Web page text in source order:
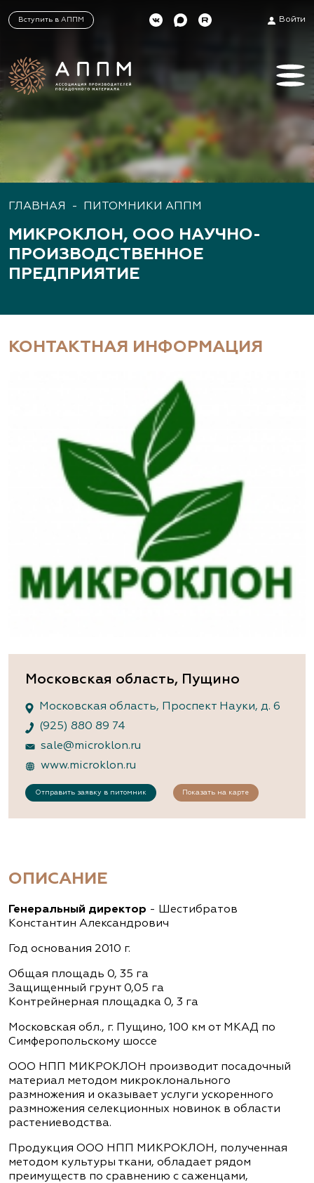
Вступить в АППМ Войти
ГЛАВНАЯ - ПИТОМНИКИ АППМ
МИКРОКЛОН, ООО НАУЧНО-
ПРОИЗВОДСТВЕННОЕ
ПРЕДПРИЯТИЕ
КОНТАКТНАЯ ИНФОРМАЦИЯ
Московская область, Пущино
Московская область, Проспект Науки, д. 6
(925) 880 89 74
sale@microklon.ru
www.microklon.ru
Отправить заявку в питомник Показать на карте
ОПИСАНИЕ
Генеральный директор - Шестибратов
Константин Александрович
Год основания 2010 г.
Общая площадь 0, 35 га
Защищенный грунт 0,05 га
Контрейнерная площадка 0, 3 га
Московская обл., г. Пущино, 100 км от МКАД по
Симферопольскому шоссе
ООО НПП МИКРОКЛОН производит посадочный
материал методом микроклонального
размножения и оказывает услуги ускоренного
размножения селекционных новинок в области
растениеводства.
Продукция ООО НПП МИКРОКЛОН, полученная
методом культуры ткани, обладает рядом
преимуществ по сравнению с саженцами,